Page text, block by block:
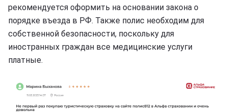
рекомендуется оформить на основании закона о
порядке въезда в РФ. Также полис необходим для
собственной безопасности, поскольку для
иностранных граждан все медицинские услуги
платные.